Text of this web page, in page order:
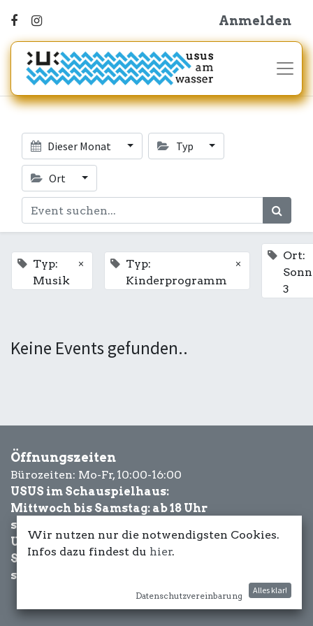
Anmelden
Dieser Monat Typ
Ort
Typ:
Musik
×
Typ:
Kinderprogramm
×
Ort:
3
Keine Events gefunden..
Öffnungszeiten
Bürozeiten: Mo-Fr, 10:00-16:00
USUS im Schauspielhaus:
Mittwoch bis Samstag: ab 18 Uhr
sowie Eventbezogen.
USUS am Wasser:
Schönwetter-
sowie Eventbezogen.
Wir nutzen nur die notwendigsten Cookies.
Infos dazu findest du hier.
Datenschutzvereinbarung
Alles klar!